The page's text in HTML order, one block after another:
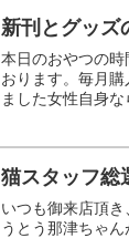
新刊とグッズ
本日のおやつの
おります。毎月
ました女性自身
猫スタッフ総
いつも御来店頂
うとう那津ちゃ